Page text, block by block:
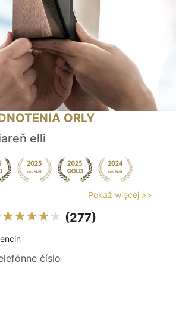
ORLY
elli
Pokaż więcej >>
(277)
číslo